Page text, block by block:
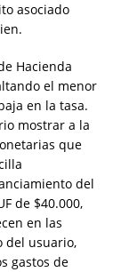
asociado
Hacienda
el menor
en la tasa.
mostrar a la
que
del
de $40.000,
en las
del usuario,
gastos de